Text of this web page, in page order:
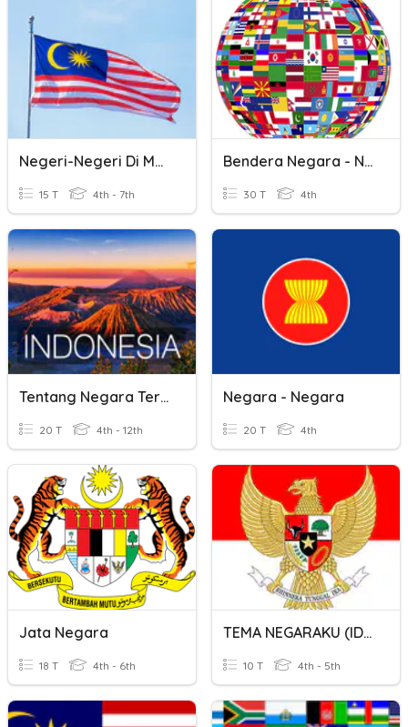
Negeri-Negeri Di Malaysia
15 T 4th - 7th
Bendera Negara - Negara Di Dunia
30 T 4th
Tentang Negara Tercinta
20 T 4th - 12th
Negara - Negara
20 T 4th
Jata Negara
18 T 4th - 6th
TEMA NEGARAKU (IDENTITAS NEGARA)
10 T 4th - 5th